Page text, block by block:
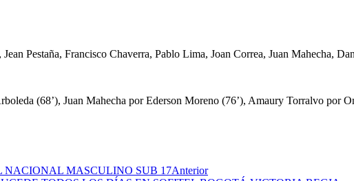
Pestaña, Francisco Chaverra, Pablo Lima, Joan Correa, Juan Mahecha,
(68’), Juan Mahecha por Ederson Moreno (76’), Amaury Torralvo por
NACIONAL MASCULINO SUB 17Anterior